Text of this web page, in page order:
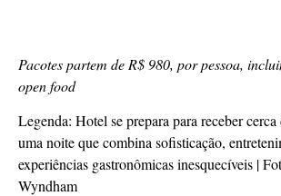
Pacotes partem de R$ 980, por pessoa,
open food
Legenda: Hotel se prepara para receber cerca
uma noite que combina sofisticação,
experiências gastronômicas inesquecíveis |
Wyndham